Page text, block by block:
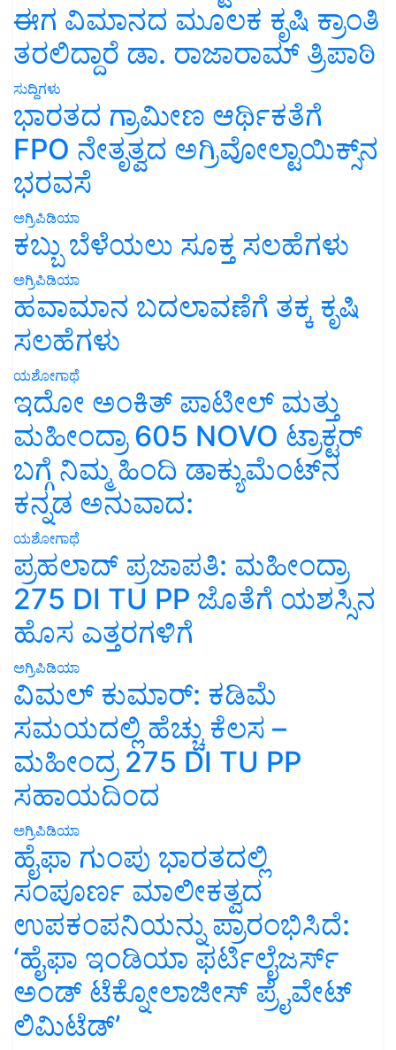
ಈಗ ವಿಮಾನದ ಮೂಲಕ ಕೃಷಿ ಕ್ರಾಂತಿ
ತರಲಿದ್ದಾರೆ ಡಾ. ರಾಜಾರಾಮ್ ತ್ರಿಪಾಠಿ
ಸುದ್ದಿಗಳು
ಭಾರತದ ಗ್ರಾಮೀಣ ಆರ್ಥಿಕತೆಗೆ
FPO ನೇತೃತ್ವದ ಅಗ್ರಿವೋಲ್ಟಾಯಿಕ್ಸ್‌ನ
ಭರವಸೆ
ಅಗ್ರಿಪಿಡಿಯಾ
ಕಬ್ಬು ಬೆಳೆಯಲು ಸೂಕ್ತ ಸಲಹೆಗಳು
ಅಗ್ರಿಪಿಡಿಯಾ
ಹವಾಮಾನ ಬದಲಾವಣೆಗೆ ತಕ್ಕ ಕೃಷಿ
ಸಲಹೆಗಳು
ಯಶೋಗಾಥೆ
ಇದೋ ಅಂಕಿತ್ ಪಾಟೀಲ್ ಮತ್ತು
ಮಹೀಂದ್ರಾ 605 NOVO ಟ್ರಾಕ್ಟರ್
ಬಗ್ಗೆ ನಿಮ್ಮ ಹಿಂದಿ ಡಾಕ್ಯುಮೆಂಟ್‌ನ
ಕನ್ನಡ ಅನುವಾದ:
ಯಶೋಗಾಥೆ
ಪ್ರಹಲಾದ್ ಪ್ರಜಾಪತಿ: ಮಹೀಂದ್ರಾ
275 DI TU PP ಜೊತೆಗೆ ಯಶಸ್ಸಿನ
ಹೊಸ ಎತ್ತರಗಳಿಗೆ
ಅಗ್ರಿಪಿಡಿಯಾ
ವಿಮಲ್ ಕುಮಾರ್: ಕಡಿಮೆ
ಸಮಯದಲ್ಲಿ ಹೆಚ್ಚು ಕೆಲಸ –
ಮಹೀಂದ್ರ 275 DI TU PP
ಸಹಾಯದಿಂದ
ಅಗ್ರಿಪಿಡಿಯಾ
ಹೈಫಾ ಗುಂಪು ಭಾರತದಲ್ಲಿ
ಸಂಪೂರ್ಣ ಮಾಲೀಕತ್ವದ
ಉಪಕಂಪನಿಯನ್ನು ಪ್ರಾರಂಭಿಸಿದೆ:
‘ಹೈಫಾ ಇಂಡಿಯಾ ಫರ್ಟಿಲೈಜರ್ಸ್
ಅಂಡ್ ಟೆಕ್ನೋಲಾಜೀಸ್ ಪ್ರೈವೇಟ್
ಲಿಮಿಟೆಡ್’